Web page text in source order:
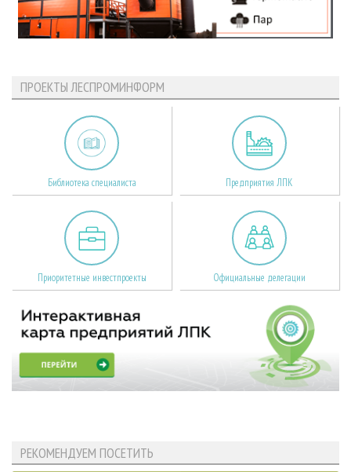
ПРОЕКТЫ ЛЕСПРОМИНФОРМ
Библиотека специалиста Предприятия ЛПК
Приоритетные инвестпроекты Официальные делегации
РЕКОМЕНДУЕМ ПОСЕТИТЬ